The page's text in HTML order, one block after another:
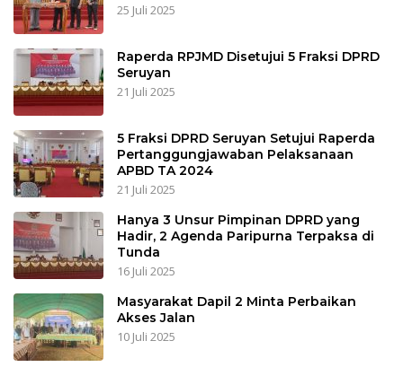
25 Juli 2025
Raperda RPJMD Disetujui 5 Fraksi DPRD
Seruyan
21 Juli 2025
5 Fraksi DPRD Seruyan Setujui Raperda
Pertanggungjawaban Pelaksanaan
APBD TA 2024
21 Juli 2025
Hanya 3 Unsur Pimpinan DPRD yang
Hadir, 2 Agenda Paripurna Terpaksa di
Tunda
16 Juli 2025
Masyarakat Dapil 2 Minta Perbaikan
Akses Jalan
10 Juli 2025